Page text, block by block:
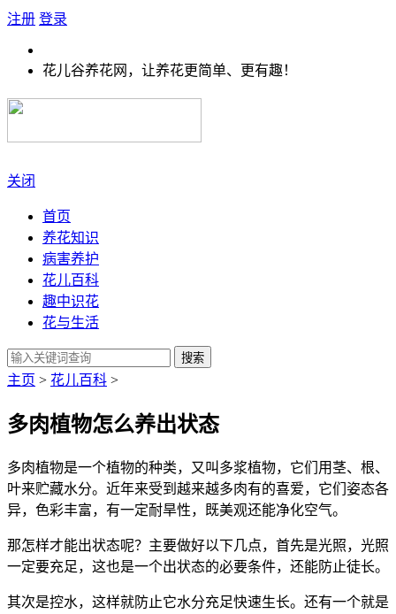
注册 登录
花儿谷养花网，让养花更简单、更有趣！
关闭
首页
养花知识
病害养护
花儿百科
趣中识花
花与生活
搜索
主页 > 花儿百科 >
多肉植物怎么养出状态
多肉植物是一个植物的种类，又叫多浆植物，它们用茎、根、
叶来贮藏水分。近年来受到越来越多肉有的喜爱，它们姿态各
异，色彩丰富，有一定耐旱性，既美观还能净化空气。
那怎样才能出状态呢？主要做好以下几点，首先是光照，光照
一定要充足，这也是一个出状态的必要条件，还能防止徒长。
其次是控水，这样就防止它水分充足快速生长。还有一个就是